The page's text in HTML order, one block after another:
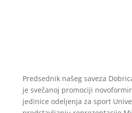
Predsednik našeg saveza
je svečanoj promociji
jedinice odeljenja za sport